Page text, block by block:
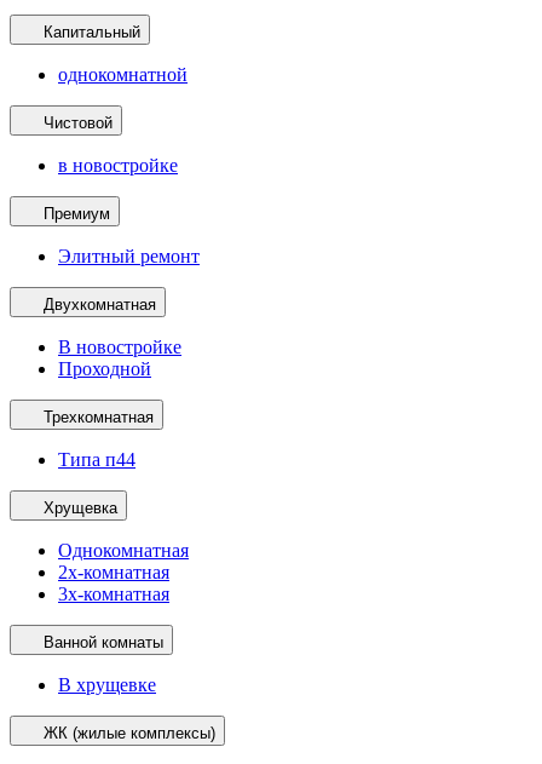
Капитальный
однокомнатной
Чистовой
в новостройке
Премиум
Элитный ремонт
Двухкомнатная
В новостройке
Проходной
Трехкомнатная
Типа п44
Хрущевка
Однокомнатная
2х-комнатная
3х-комнатная
Ванной комнаты
В хрущевке
ЖК (жилые комплексы)